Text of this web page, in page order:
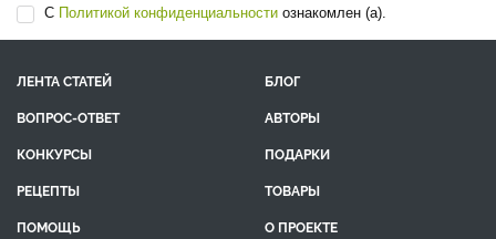
С Политикой конфиденциальности ознакомлен (а).
ЛЕНТА СТАТЕЙ
БЛОГ
ВОПРОС-ОТВЕТ
АВТОРЫ
КОНКУРСЫ
ПОДАРКИ
РЕЦЕПТЫ
ТОВАРЫ
ПОМОЩЬ
О ПРОЕКТЕ